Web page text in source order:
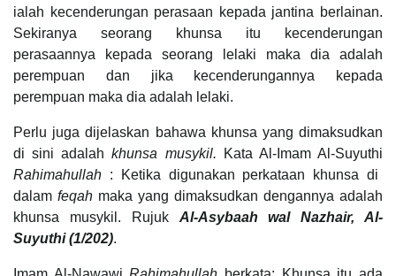
ialah kecenderungan perasaan kepada jantina berlainan.
Sekiranya seorang khunsa itu kecenderungan
perasaannya kepada seorang lelaki maka dia adalah
perempuan dan jika kecenderungannya kepada
perempuan maka dia adalah lelaki.
Perlu juga dijelaskan bahawa khunsa yang dimaksudkan
di sini adalahkhunsa musykil. Kata Al-Imam Al-Suyuthi
Rahimahullah : Ketika digunakan perkataan khunsa di
dalam feqah maka yang dimaksudkan dengannya adalah
khunsa musykil. Rujuk Al-Asybaah wal Nazhair, Al-
Suyuthi (1/202).